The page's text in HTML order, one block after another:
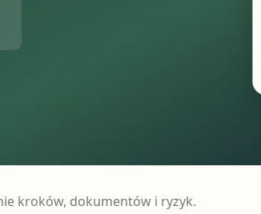
kroków, dokumentów i ryzyk.